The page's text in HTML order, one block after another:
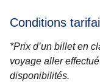
Conditions
*Prix d’un billet en
voyage aller
disponibilités.